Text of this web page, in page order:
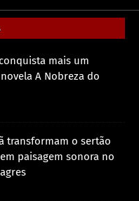
mais um
A Nobreza do
transformam o sertão
paisagem sonora no